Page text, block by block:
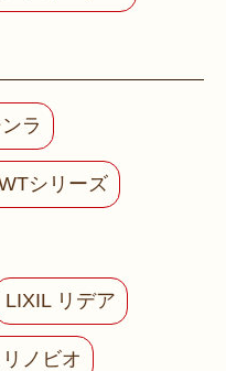
ラ
シリーズ
LIXIL リデア
ノビオ